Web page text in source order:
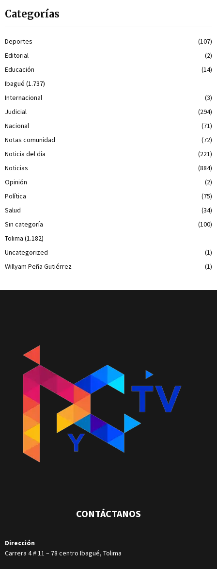
Categorías
Deportes
(107)
Editorial
(2)
Educación
(14)
Ibagué (1.737)
Internacional
(3)
Judicial
(294)
Nacional
(71)
Notas comunidad
(72)
Noticia del día
(221)
Noticias
(884)
Opinión
(2)
Política
(75)
Salud
(34)
Sin categoría
(100)
Tolima (1.182)
Uncategorized
(1)
Willyam Peña Gutiérrez
(1)
CONTÁCTANOS
Dirección
Carrera 4 # 11 – 78 centro Ibagué, Tolima